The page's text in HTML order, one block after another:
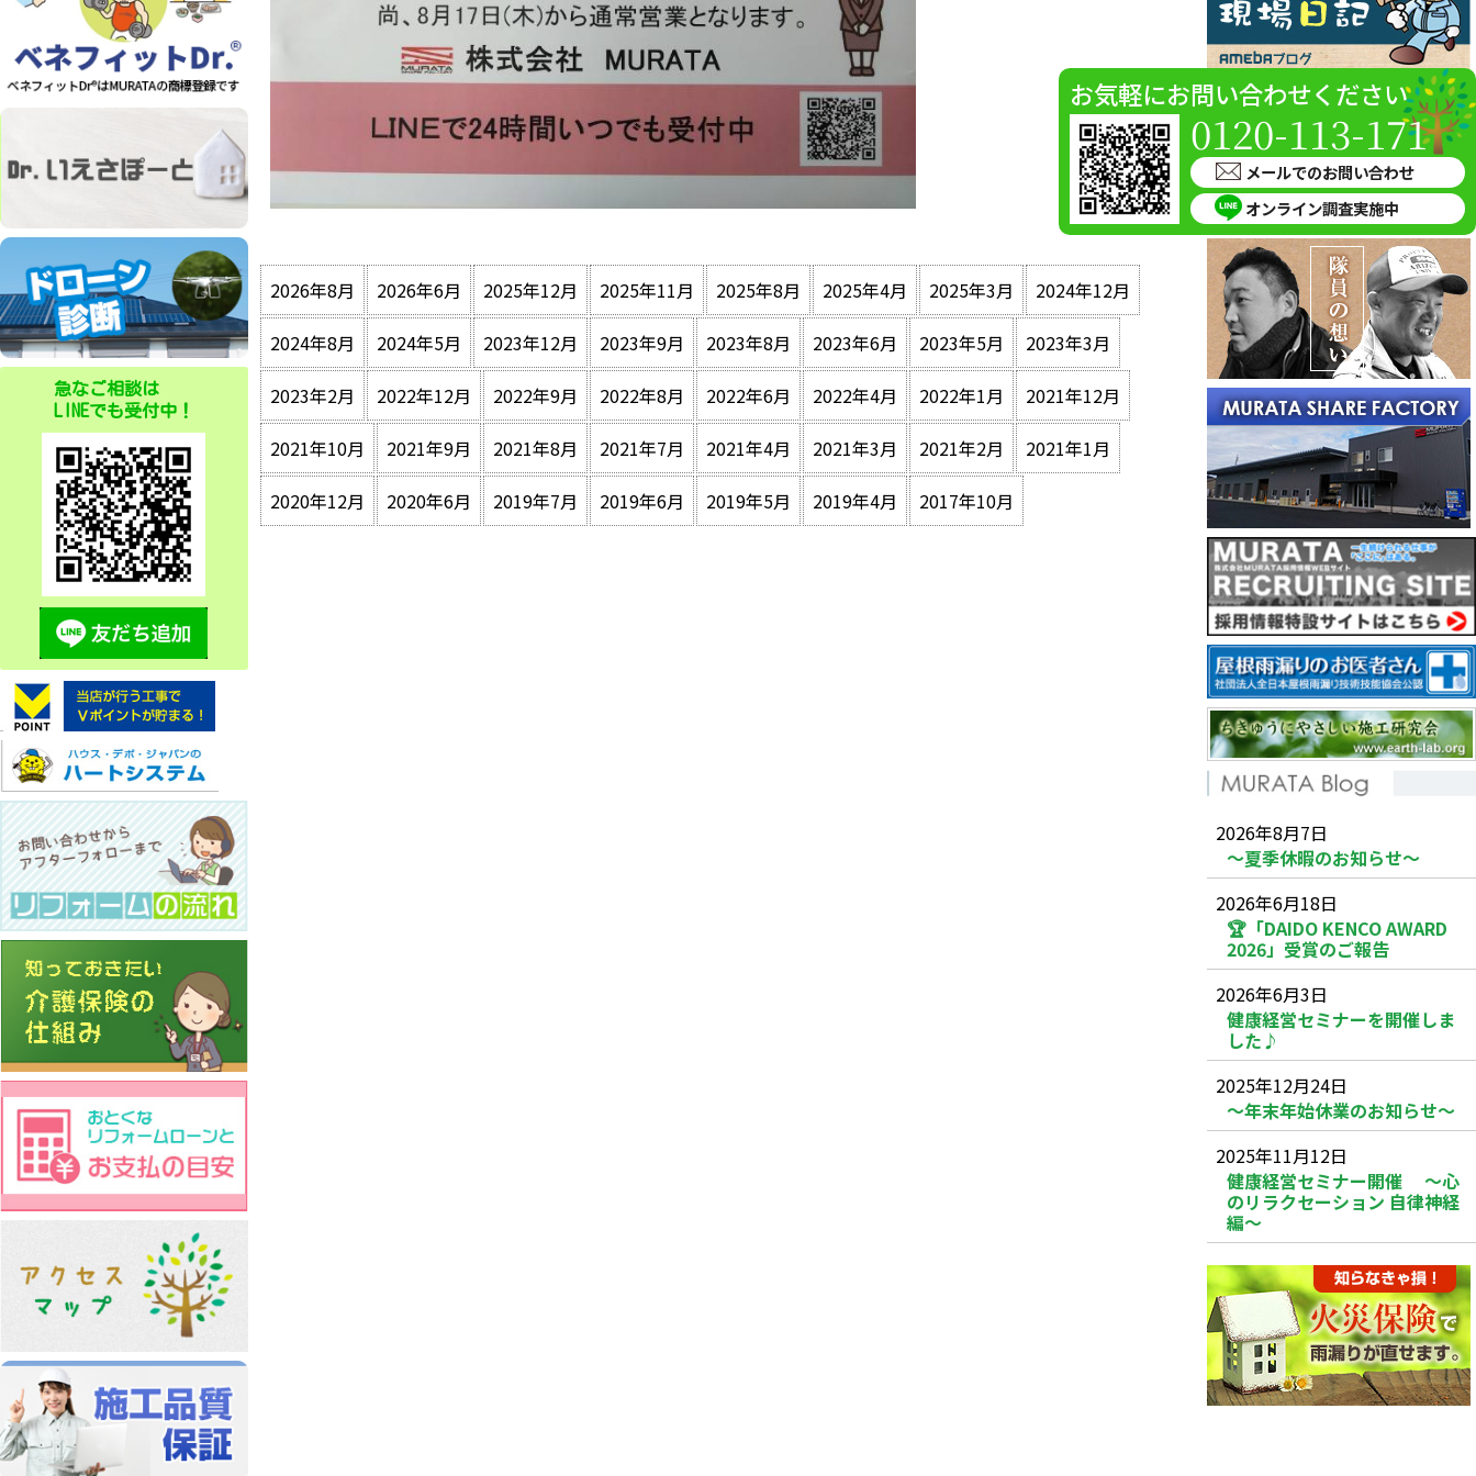
お気軽にお問い合わせください
0120-113-171
メールでのお問い合わせ
オンライン調査実施中
2026年8月 2026年6月 2025年12月 2025年11月 2025年8月 2025年4月 2025年3月
2024年12月
2024年8月
2024年5月 2023年12月 2023年9月 2023年8月 2023年6月 2023年5月
2023年3月
2023年2月
2022年12月 2022年9月 2022年8月 2022年6月 2022年4月 2022年1月
2021年12月
2021年10月
2021年9月 2021年8月 2021年7月 2021年4月 2021年3月 2021年2月
2021年1月
2020年12月
2020年6月 2019年7月 2019年6月 2019年5月 2019年4月 2017年10月
急なご相談は
LINEでも受付中！
2026年8月7日
～夏季休暇のお知らせ～
2026年6月18日
🏆「DAIDO KENCO AWARD
2026」受賞のご報告
2026年6月3日
健康経営セミナーを開催しま
した♪
2025年12月24日
～年末年始休業のお知らせ～
2025年11月12日
健康経営セミナー開催 ～心
のリラクセーション 自律神経
編～